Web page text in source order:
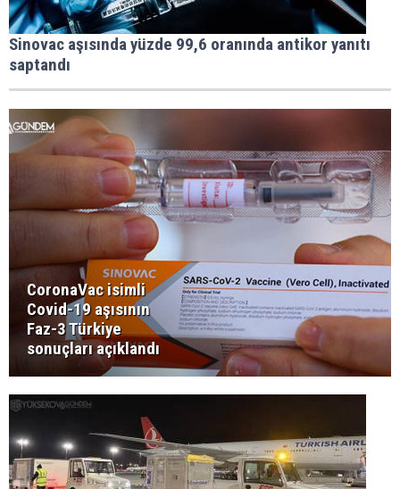
Sinovac aşısında yüzde 99,6 oranında antikor yanıtı
saptandı
CoronaVac isimli
Covid-19 aşısının
Faz-3 Türkiye
sonuçları açıklandı